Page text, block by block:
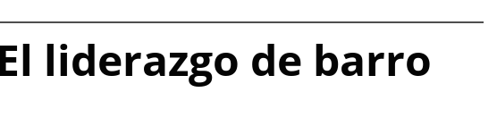
liderazgo de barro